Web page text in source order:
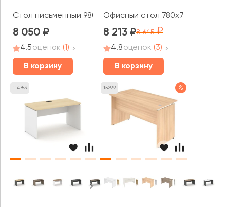
Стол письменный 980x700x750 Стайл Проджект /
8 050
4.5оценок (1)
В корзину
Офисный стол 780x720x750
8 213 8 645
4.8оценок (3)
В корзину
114753 15299 %